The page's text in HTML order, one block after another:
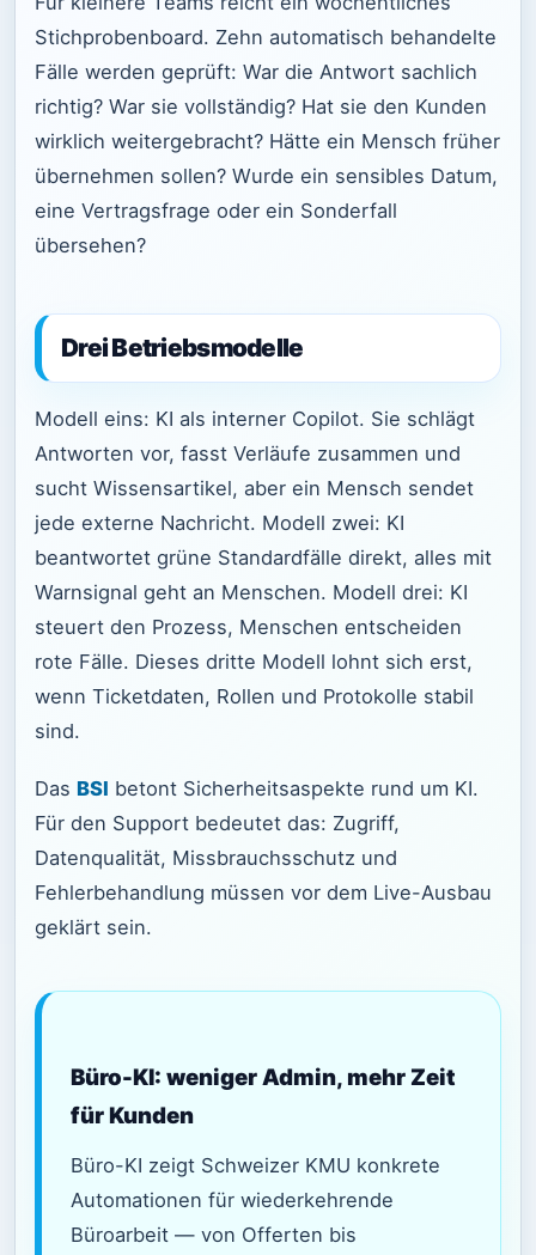
Stichprobenboard. Zehn automatisch behandelte
Fälle werden geprüft: War die Antwort sachlich
richtig? War sie vollständig? Hat sie den Kunden
wirklich weitergebracht? Hätte ein Mensch früher
übernehmen sollen? Wurde ein sensibles Datum,
eine Vertragsfrage oder ein Sonderfall
übersehen?
Drei Betriebsmodelle
Modell eins: KI als interner Copilot. Sie schlägt
Antworten vor, fasst Verläufe zusammen und
sucht Wissensartikel, aber ein Mensch sendet
jede externe Nachricht. Modell zwei: KI
beantwortet grüne Standardfälle direkt, alles mit
Warnsignal geht an Menschen. Modell drei: KI
steuert den Prozess, Menschen entscheiden
rote Fälle. Dieses dritte Modell lohnt sich erst,
wenn Ticketdaten, Rollen und Protokolle stabil
sind.
Das BSI betont Sicherheitsaspekte rund um KI.
Für den Support bedeutet das: Zugriff,
Datenqualität, Missbrauchsschutz und
Fehlerbehandlung müssen vor dem Live-Ausbau
geklärt sein.
Büro-KI: weniger Admin, mehr Zeit
für Kunden
Büro-KI zeigt Schweizer KMU konkrete
Automationen für wiederkehrende
Büroarbeit — von Offerten bis